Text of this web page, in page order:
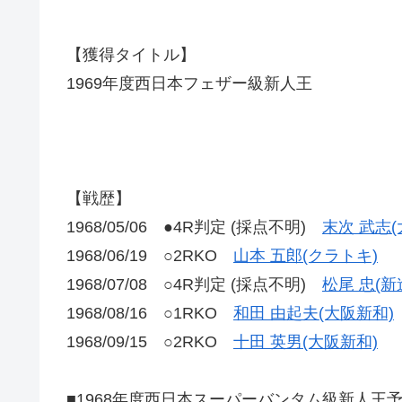
【獲得タイトル】
1969年度西日本フェザー級新人王
【戦歴】
1968/05/06 ●4R判定 (採点不明) 末次 武志(
1968/06/19 ○2RKO 山本 五郎(クラトキ)
1968/07/08 ○4R判定 (採点不明) 松尾 忠(新
1968/08/16 ○1RKO 和田 由起夫(大阪新和)
1968/09/15 ○2RKO 十田 英男(大阪新和)